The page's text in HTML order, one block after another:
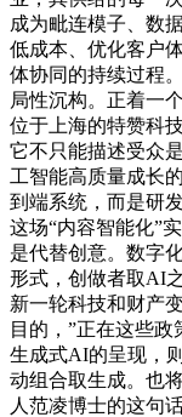
成为毗连模子、数
低成本、优化客户
体协同的持续过程
局性沉构。正着一
位于上海的特赞科
它不只能描述受众
工智能高质量成长
到端系统，而是研
这场“内容智能化”
是代替创意。数字
形式，创做者取AI
新一轮科技和财产
目的，”正在这些
生成式AI的呈现，
动组合取生成。也
人范凌博士的这句